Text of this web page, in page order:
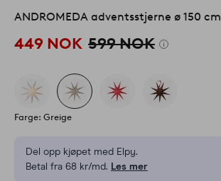
ANDROMEDA adventsstjerne ø 150 cm
449 NOK 599 NOK
Farge: Greige
Del opp kjøpet med Elpy.
Betal fra 68 kr/md. Les mer